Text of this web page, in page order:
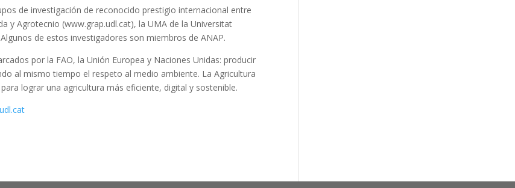
de investigación de reconocido prestigio internacional entre
y Agrotecnio (www.grap.udl.cat), la UMA de la Universitat
de estos investigadores son miembros de ANAP.
por la FAO, la Unión Europea y Naciones Unidas: producir
al mismo tiempo el respeto al medio ambiente. La Agricultura
lograr una agricultura más eficiente, digital y sostenible.